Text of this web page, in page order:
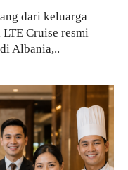
dari keluarga
Cruise resmi
Albania,..